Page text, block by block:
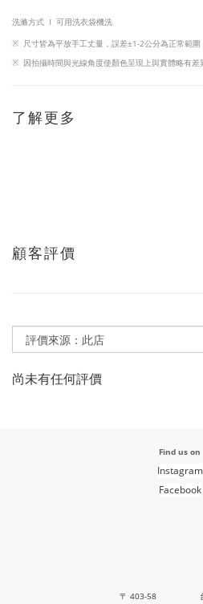
洗滌方式 I 可用洗衣袋機洗
※ 尺寸皆為平放手工丈量， 誤差±1-2公分為正常範圍
※ 因拍攝時間與光線角度使顏色呈現上與實體略有差
了解更多
顧客評價
尚未有任何評價
Find us on
Instagram
Facebook
〒 403-58 台中市